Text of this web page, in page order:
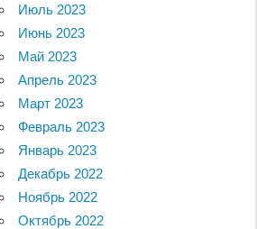
Июль 2023
Июнь 2023
Май 2023
Апрель 2023
Март 2023
Февраль 2023
Январь 2023
Декабрь 2022
Ноябрь 2022
Октябрь 2022